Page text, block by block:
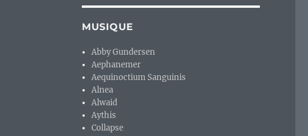
: Synaptic et Brisk-menu, deux exemples parmi
MUSIQUE
Abby Gundersen
Aephanemer
Aequinoctium Sanguinis
Alnea
Alwaid
Aythis
Collapse